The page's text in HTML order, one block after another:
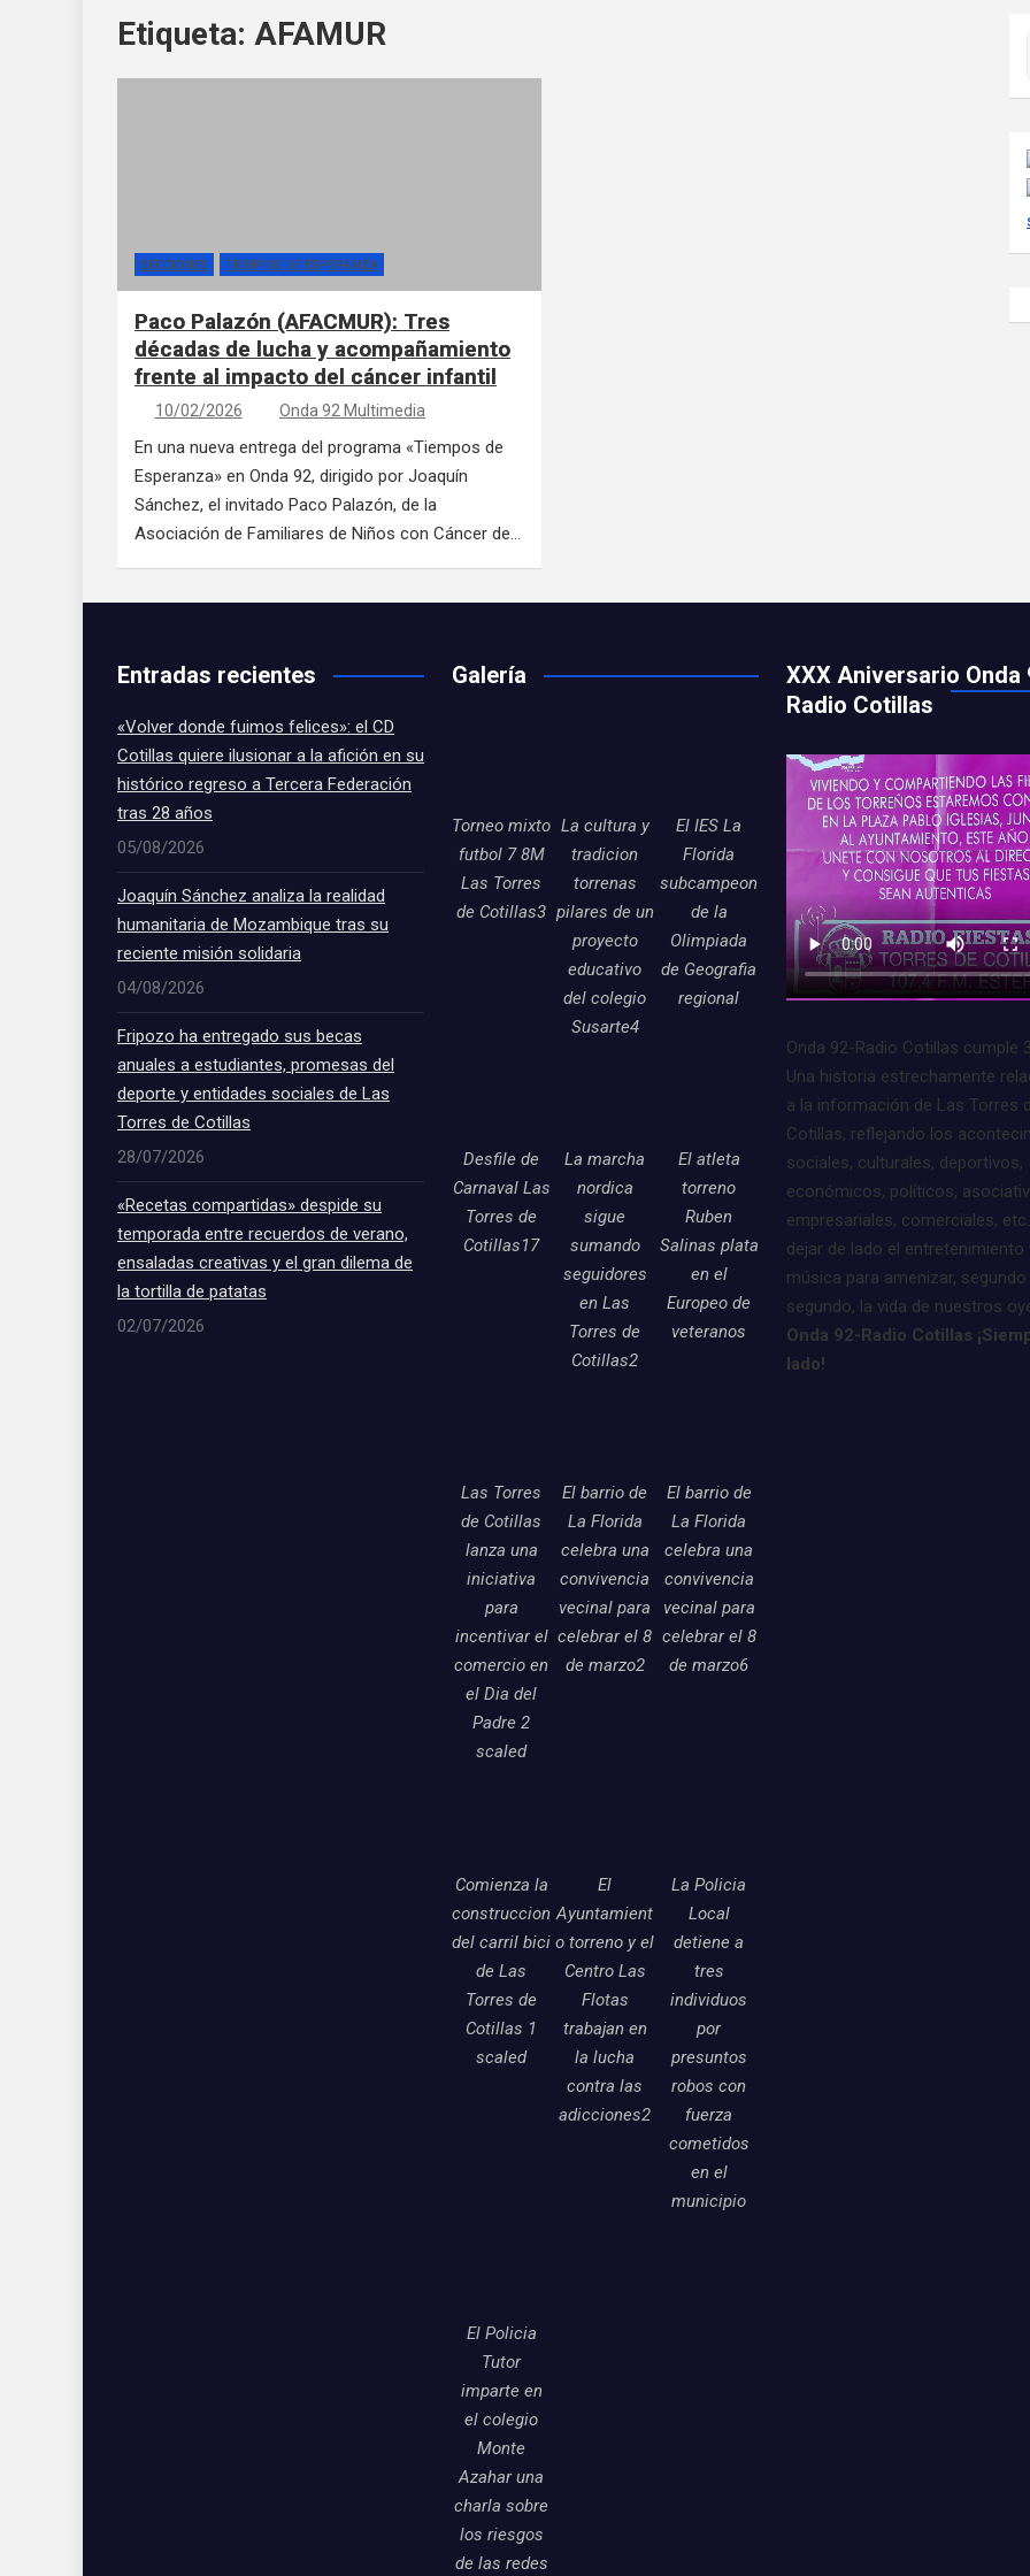
Etiqueta: AFAMUR
SECCIONES TIEMPOS DE ESPERANZA
Paco Palazón (AFACMUR): Tres
décadas de lucha y acompañamiento
frente al impacto del cáncer infantil
10/02/2026 Onda 92 Multimedia
En una nueva entrega del programa «Tiempos de
Esperanza» en Onda 92, dirigido por Joaquín
Sánchez, el invitado Paco Palazón, de la
Asociación de Familiares de Niños con Cáncer de…
Entradas recientes
«Volver donde fuimos felices»: el CD
Cotillas quiere ilusionar a la afición en su
histórico regreso a Tercera Federación
tras 28 años
05/08/2026
Joaquín Sánchez analiza la realidad
humanitaria de Mozambique tras su
reciente misión solidaria
04/08/2026
Fripozo ha entregado sus becas
anuales a estudiantes, promesas del
deporte y entidades sociales de Las
Torres de Cotillas
28/07/2026
«Recetas compartidas» despide su
temporada entre recuerdos de verano,
ensaladas creativas y el gran dilema de
la tortilla de patatas
02/07/2026
Galería
Torneo mixto
futbol 7 8M
Las Torres
de Cotillas3
La cultura y
tradicion
torrenas
pilares de un
proyecto
educativo
del colegio
Susarte4
El IES La
Florida
subcampeon
de la
Olimpiada
de Geografia
regional
Desfile de
Carnaval Las
Torres de
Cotillas17
La marcha
nordica
sigue
sumando
seguidores
en Las
Torres de
Cotillas2
El atleta
torreno
Ruben
Salinas plata
en el
Europeo de
veteranos
Las Torres
de Cotillas
lanza una
iniciativa
para
incentivar el
comercio en
el Dia del
Padre 2
scaled
El barrio de
La Florida
celebra una
convivencia
vecinal para
celebrar el 8
de marzo2
El barrio de
La Florida
celebra una
convivencia
vecinal para
celebrar el 8
de marzo6
Comienza la
construccion
del carril bici
de Las
Torres de
Cotillas 1
scaled
El
Ayuntamient
o torreno y el
Centro Las
Flotas
trabajan en
la lucha
contra las
adicciones2
La Policia
Local
detiene a
tres
individuos
por
presuntos
robos con
fuerza
cometidos
en el
municipio
El Policia
Tutor
imparte en
el colegio
Monte
Azahar una
charla sobre
los riesgos
de las redes
XXX Aniversario Onda
Radio Cotillas
Onda 92-Radio Cotillas cumple
Una historia estrechamente
a la información de Las Torres
Cotillas, reflejando los
sociales, culturales, deportivos,
económicos, políticos,
empresariales, comerciales,
dejar de lado el entretenimiento
música para amenizar, segundo
segundo, la vida de nuestros
Onda 92-Radio Cotillas
lado!